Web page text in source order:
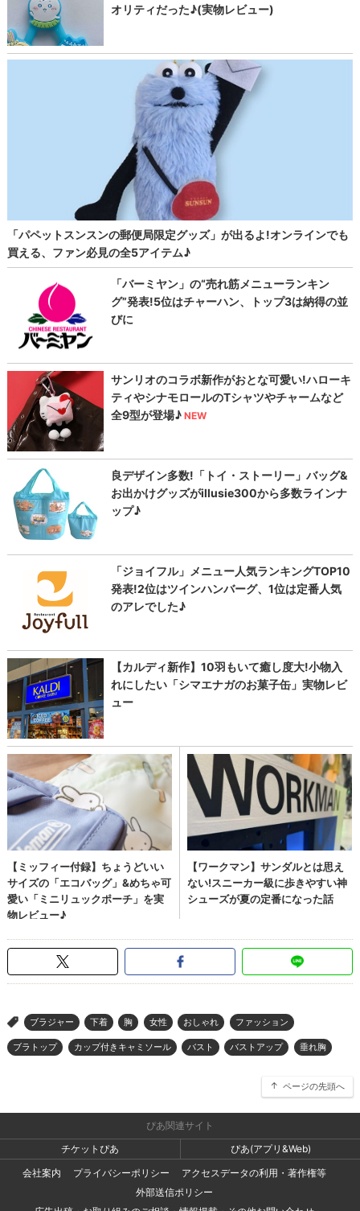
> ブラジャー 下着 胸 女性 おしゃれ ファッション
ブラトップ カップ付きキャミソール バスト バストアップ 垂れ胸
ページの先頭へ
ぴあ関連サイト
チケットぴあ
ぴあ(アプリ&Web)
会社案内
プライバシーポリシー
アクセスデータの利用・著作権等
外部送信ポリシー